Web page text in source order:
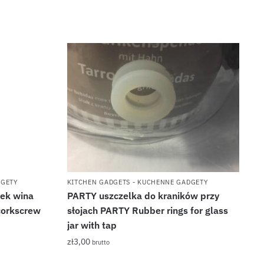
wina
KITCHEN GADGETS - KUCHENNE GADGETY
PARTY uszczelka do kraników przy
słojach PARTY Rubber rings for glass
jar with tap
zł3,00 brutto